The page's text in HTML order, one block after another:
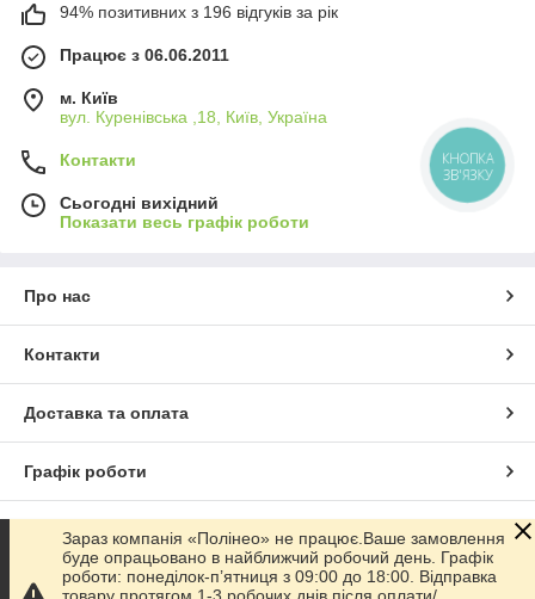
94% позитивних з 196 відгуків за рік
Працює з 06.06.2011
м. Київ
вул. Куренівська ,18, Київ, Україна
Контакти
Сьогодні вихідний
Показати весь графік роботи
Про нас
Контакти
Доставка та оплата
Графік роботи
Повна версія сайту
Сайт створено на маркетплейсі Prom.ua
Зараз компанія «Полінео» не працює.Ваше замовлення
буде опрацьовано в найближчий робочий день. Графік
роботи: понеділок-п’ятниця з 09:00 до 18:00. Відправка
КНОПКА
ЗВ'ЯЗКУ